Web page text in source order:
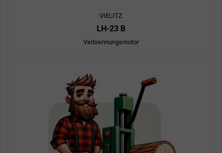
VIELITZ
LH-23 B
Verbrennungsmotor